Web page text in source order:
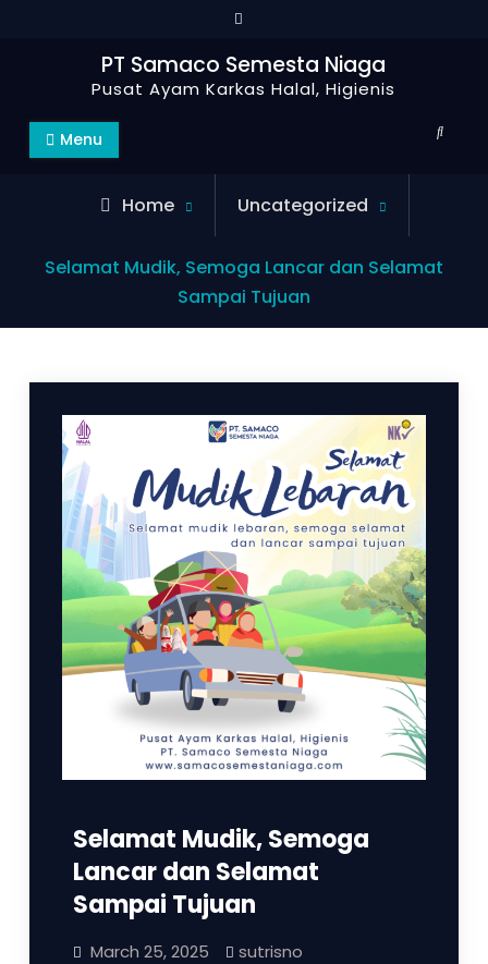
PT Samaco Semesta Niaga
Pusat Ayam Karkas Halal, Higienis
Menu Search
Home Uncategorized
Selamat Mudik, Semoga Lancar dan Selamat
Sampai Tujuan
Selamat Mudik, Semoga
Lancar dan Selamat
Sampai Tujuan
March 25, 2025 sutrisno